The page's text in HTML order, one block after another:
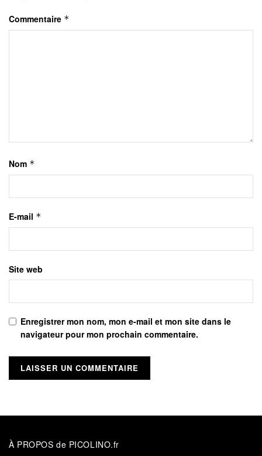
Commentaire *
Nom *
E-mail *
Site web
Enregistrer mon nom, mon e-mail et mon site dans le
navigateur pour mon prochain commentaire.
À PROPOS de PICOLINO.fr